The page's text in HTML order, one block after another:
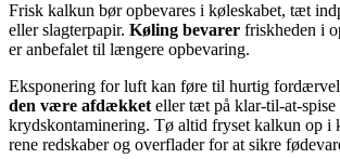
Frisk kalkun bør opbevares i køleskabet, tæt
eller slagterpapir. Køling bevarer friskheden i
er anbefalet til længere opbevaring.
Eksponering for luft kan føre til hurtig
den være afdækket eller tæt på klar-til-at-
krydskontaminering. Tø altid fryset kalkun op i
rene redskaber og overflader for at sikre